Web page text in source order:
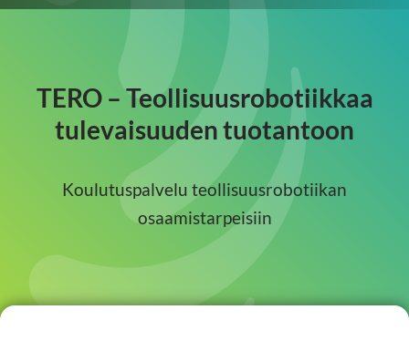
TERO – Teollisuusrobotiikkaa
tulevaisuuden tuotantoon
Koulutuspalvelu teollisuusrobotiikan
osaamistarpeisiin